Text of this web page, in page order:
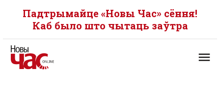
Падтрымайце «Новы Час» сёння!
Каб было што чытаць заўтра